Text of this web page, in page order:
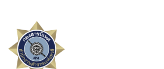
content